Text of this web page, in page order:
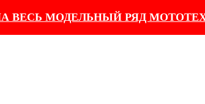
ВЕСЬ МОДЕЛЬНЫЙ РЯД